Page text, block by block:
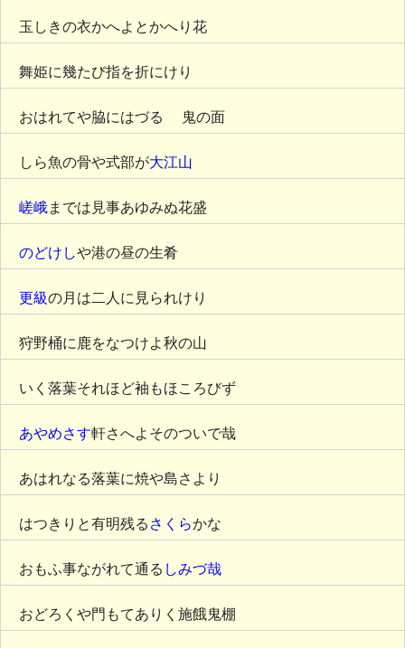
玉しきの衣かへよとかへり花
舞姫に幾たび指を折にけり
おはれてや脇にはづる ゝ鬼の面
しら魚の骨や式部が大江山
嵯峨までは見事あゆみぬ花盛
のどけしや港の昼の生肴
更級の月は二人に見られけり
狩野桶に鹿をなつけよ秋の山
いく落葉それほど袖もほころびず
あやめさす軒さへよそのついで哉
あはれなる落葉に焼や島さより
はつきりと有明残る さくらかな
おもふ事ながれて通る しみづ哉
おどろくや門もてありく施餓鬼棚